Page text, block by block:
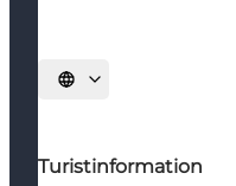
Vælg sprog
Turistinformation